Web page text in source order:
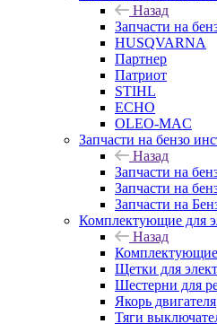
Назад
Запчасти на
HUSQVARNA
Партнер
Патриот
STIHL
ECHO
OLEO-MAC
Запчасти на бензо
Назад
Запчасти на
Запчасти на
Запчасти на
Комплектующие для
Назад
Комплектующие
Щетки для
Шестерни для
Якорь двигателя
Тяги